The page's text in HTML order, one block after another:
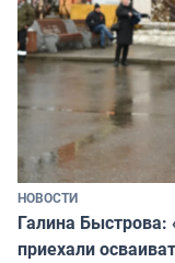
НОВОСТИ
Галина
приехали